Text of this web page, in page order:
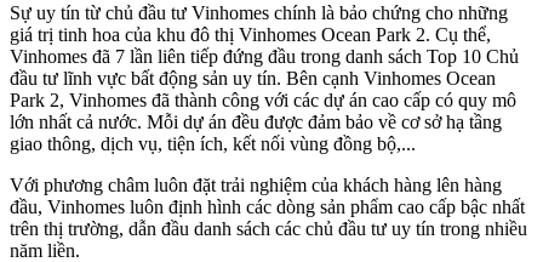
Sự uy tín từ chủ đầu tư Vinhomes chính là bảo chứng cho những
giá trị tinh hoa của khu đô thị Vinhomes Ocean Park 2. Cụ thể,
Vinhomes đã 7 lần liên tiếp đứng đầu trong danh sách Top 10 Chủ
đầu tư lĩnh vực bất động sản uy tín. Bên cạnh Vinhomes Ocean
Park 2, Vinhomes đã thành công với các dự án cao cấp có quy mô
lớn nhất cả nước. Mỗi dự án đều được đảm bảo về cơ sở hạ tầng
giao thông, dịch vụ, tiện ích, kết nối vùng đồng bộ,...
Với phương châm luôn đặt trải nghiệm của khách hàng lên hàng
đầu, Vinhomes luôn định hình các dòng sản phẩm cao cấp bậc nhất
trên thị trường, dẫn đầu danh sách các chủ đầu tư uy tín trong nhiều
năm liền.